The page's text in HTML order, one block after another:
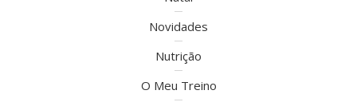
Novidades
Nutrição
O Meu Treino